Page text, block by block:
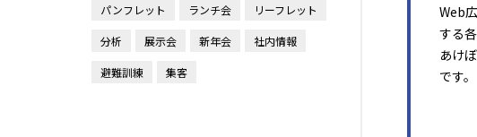
パンフレット ランチ会 リーフレット
分析 展示会 新年会 社内情報
避難訓練 集客
Web
する
あけ
です。